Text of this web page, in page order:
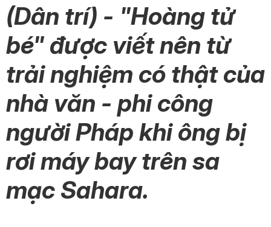
(Dân trí) - "Hoàng tử
bé" được viết nên từ
trải nghiệm có thật của
nhà văn - phi công
người Pháp khi ông bị
rơi máy bay trên sa
mạc Sahara.